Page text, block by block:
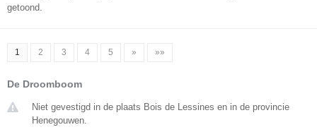
getoond.
1 2 3 4 5 » »»
De Droomboom
Niet gevestigd in de plaats Bois de Lessines en in de provincie
Henegouwen.